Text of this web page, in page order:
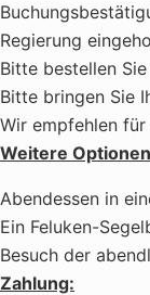
Regierung
Bitte bestellen
Bitte bringen Sie
Wir empfehlen
Weitere
Abendessen in
Ein Feluken-
Besuch der
Zahlung: